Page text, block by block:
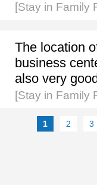
[Stay in Family
The location
business
also very
[Stay in Family
1 2 3